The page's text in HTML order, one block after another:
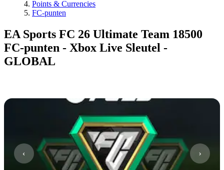
Points & Currencies
FC-punten
EA Sports FC 26 Ultimate Team 18500
FC-punten - Xbox Live Sleutel -
GLOBAL